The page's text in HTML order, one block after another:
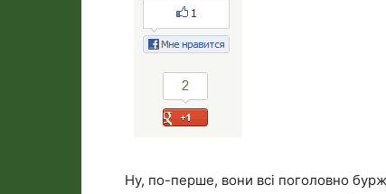
Ну, по-перше, вони всі поголовно